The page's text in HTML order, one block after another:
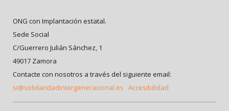
ONG con Implantación estatal.
Sede Social
C/Guerrero Julián Sánchez, 1
49017 Zamora
Contacte con nosotros a través del siguiente email:
si@solidaridadintergeneracional.es Accesibilidad